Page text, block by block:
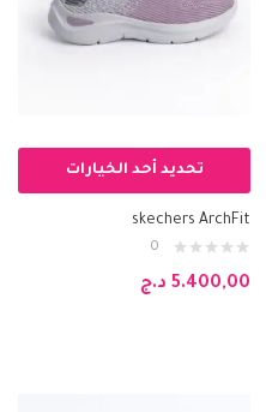
تحديد أحد الخيارات
skechers ArchFit
0
5.400,00 د.ج